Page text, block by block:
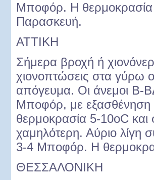
Μποφόρ. Η θερμοκρασία
Παρασκευή.
ΑΤΤΙΚΗ
Σήμερα βροχή ή
χιονοπτώσεις στα γύρω
απόγευμα. Οι άνεμοι Β-
Μποφόρ, με
θερμοκρασία 5-10oC
χαμηλότερη. Αύριο λίγη
3-4 Μποφόρ. Η
ΘΕΣΣΑΛΟΝΙΚΗ